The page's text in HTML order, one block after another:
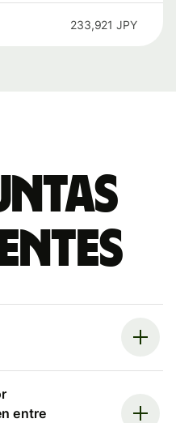
233,921 JPY
entre